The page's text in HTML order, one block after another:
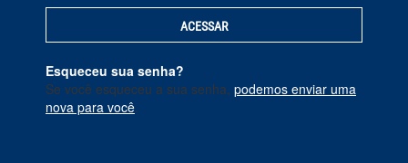
Esqueceu sua senha?
Se você esqueceu a sua senha, podemos enviar uma
nova para você